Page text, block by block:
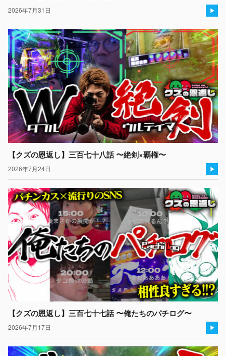
2026年7月31日
【クズの恩返し】三百七十八話 〜絶剣×覇権〜
2026年7月24日
【クズの恩返し】三百七十七話 〜俺たちのパチログ〜
2026年7月17日